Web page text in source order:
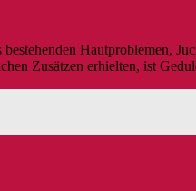
Hautproblemen,
Zusätzen erhielten, ist